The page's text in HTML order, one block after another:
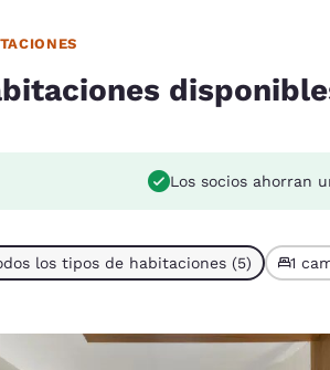
Los socios ahorran
los tipos de habitaciones (5) 1